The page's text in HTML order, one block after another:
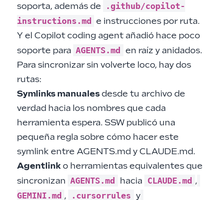
soporta, además de
.github/copilot-
instructions.md e instrucciones por ruta.
Y el Copilot coding agent añadió hace poco
soporte para AGENTS.md en raíz y anidados.
Para sincronizar sin volverte loco, hay dos
rutas:
Symlinks manualesdesde tu archivo de
verdad hacia los nombres que cada
herramienta espera. SSW publicó una
pequeña regla sobre cómo hacer este
symlink entre AGENTS.md y CLAUDE.md.
Agentlinko herramientas equivalentes que
sincronizan AGENTS.md hacia CLAUDE.md ,
GEMINI.md , .cursorrules y